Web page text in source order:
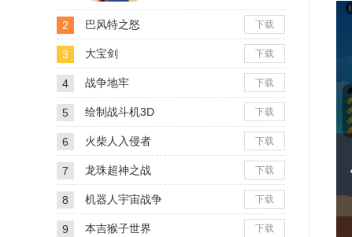
2 巴风特之怒 下载
3 大宝剑 下载
4 战争地牢 下载
5 绘制战斗机3D 下载
6 火柴人入侵者 下载
7 龙珠超神之战 下载
8 机器人宇宙战争 下载
9 本吉猴子世界 下载
4.
1
2
3
游
1
2
3